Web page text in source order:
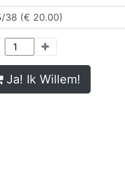
Ja! Ik Willem!